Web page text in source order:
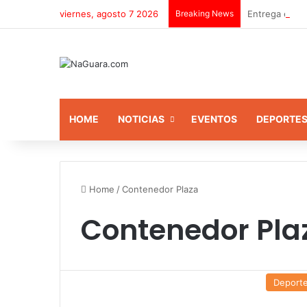
viernes, agosto 7 2026 Breaking News Entrega
HOME NOTICIAS EVENTOS DEPORTES
Home /Contenedor Plaza
Contenedor